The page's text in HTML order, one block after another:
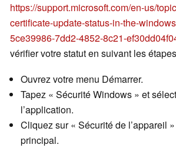
https://support.microsoft.com/en-us/
certificate-update-status-in-the-
5ce39986-7dd2-4852-8c21-
vérifier votre statut en suivant les
Ouvrez votre menu Démarrer.
Tapez « Sécurité Windows » et
l’application.
Cliquez sur « Sécurité de l’appareil
principal.